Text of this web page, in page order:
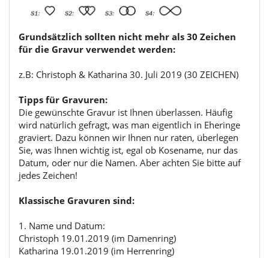
Grundsätzlich sollten nicht mehr als 30 Zeichen
für die Gravur verwendet werden:
z.B: Christoph & Katharina 30. Juli 2019 (30 ZEICHEN)
Tipps für Gravuren:
Die gewünschte Gravur ist Ihnen überlassen. Häufig
wird natürlich gefragt, was man eigentlich in Eheringe
graviert. Dazu können wir Ihnen nur raten, überlegen
Sie, was Ihnen wichtig ist, egal ob Kosename, nur das
Datum, oder nur die Namen. Aber achten Sie bitte auf
jedes Zeichen!
Klassische Gravuren sind:
1. Name und Datum:
Christoph 19.01.2019 (im Damenring)
Katharina 19.01.2019 (im Herrenring)